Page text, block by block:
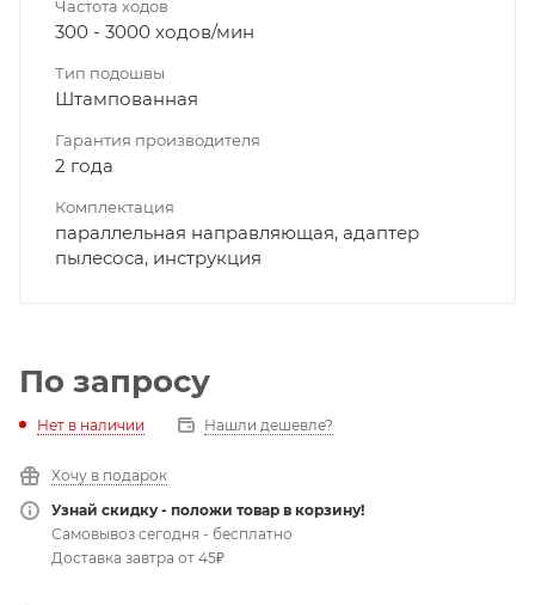
Частота ходов
300 - 3000 ходов/мин
Тип подошвы
Штампованная
Гарантия производителя
2 года
Комплектация
параллельная направляющая, адаптер
пылесоса, инструкция
По запросу
Нет в наличии Нашли дешевле?
Хочу в подарок
Узнай скидку - положи товар в корзину!
Самовывоз сегодня - бесплатно
Доставка завтра от 45₽